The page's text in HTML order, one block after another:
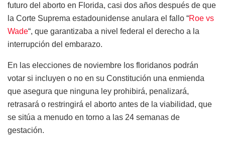
futuro del aborto en Florida, casi dos años después de que
la Corte Suprema estadounidense anulara el fallo “Roe vs
Wade“, que garantizaba a nivel federal el derecho a la
interrupción del embarazo.
En las elecciones de noviembre los floridanos podrán
votar si incluyen o no en su Constitución una enmienda
que asegura que ninguna ley prohibirá, penalizará,
retrasará o restringirá el aborto antes de la viabilidad, que
se sitúa a menudo en torno a las 24 semanas de
gestación.